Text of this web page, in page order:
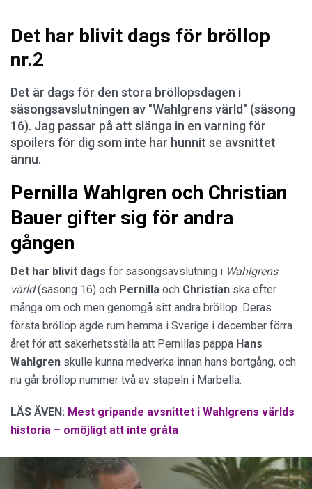
Det har blivit dags för bröllop
nr.2
Det är dags för den stora bröllopsdagen i
säsongsavslutningen av "Wahlgrens värld" (säsong
16). Jag passar på att slänga in en varning för
spoilers för dig som inte har hunnit se avsnittet
ännu.
Pernilla Wahlgren och Christian
Bauer gifter sig för andra
gången
Det har blivit dags för säsongsavslutning i Wahlgrens
värld(säsong 16) och Pernilla och Christian ska efter
många om och men genomgå sitt andra bröllop. Deras
första bröllop ägde rum hemma i Sverige i december förra
året för att säkerhetsställa att Pernillas pappa Hans
Wahlgren skulle kunna medverka innan hans bortgång, och
nu går bröllop nummer två av stapeln i Marbella.
LÄS ÄVEN: Mest gripande avsnittet i Wahlgrens världs
historia – omöjligt att inte gråta